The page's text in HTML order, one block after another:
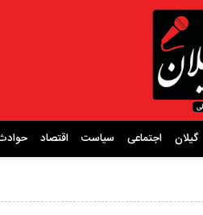
گیلان اجتماعی سیاست اقتصاد